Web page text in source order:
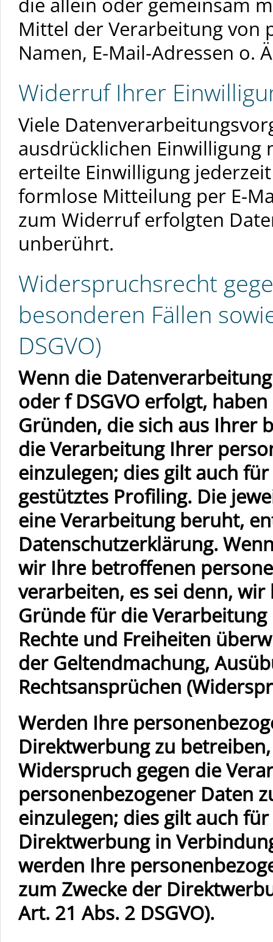
Mittel der Verarbeitung von
Namen, E-Mail-Adressen o.
Widerruf Ihrer
Viele
ausdrücklichen Einwilligung
erteilte Einwilligung
formlose Mitteilung per E-
zum Widerruf erfolgten
unberührt.
Widerspruchsrecht
besonderen Fällen
DSGVO)
Wenn die
oder f DSGVO erfolgt,
Gründen, die sich aus Ihrer
die Verarbeitung Ihrer
einzulegen; dies gilt auch
gestütztes Profiling. Die
eine Verarbeitung beruht,
Datenschutzerklärung.
wir Ihre betroffenen
verarbeiten, es sei denn,
Gründe für die
Rechte und Freiheiten
der Geltendmachung,
Rechtsansprüchen
Werden Ihre
Direktwerbung zu
Widerspruch gegen die
personenbezogener Daten
einzulegen; dies gilt auch
Direktwerbung in
werden Ihre
zum Zwecke der
Art. 21 Abs. 2 DSGVO).